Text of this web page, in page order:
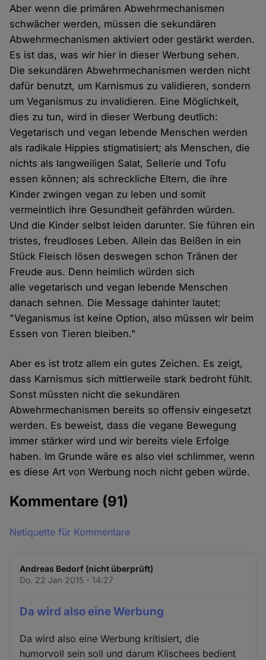
Aber wenn die primären Abwehrmechanismen
schwächer werden, müssen die sekundären
Abwehrmechanismen aktiviert oder gestärkt werden.
Es ist das, was wir hier in dieser Werbung sehen.
Die sekundären Abwehrmechanismen werden nicht
dafür benutzt, um Karnismus zu validieren, sondern
um Veganismus zu invalidieren. Eine Möglichkeit,
dies zu tun, wird in dieser Werbung deutlich:
Vegetarisch und vegan lebende Menschen werden
als radikale Hippies stigmatisiert; als Menschen, die
nichts als langweiligen Salat, Sellerie und Tofu
essen können; als schreckliche Eltern, die ihre
Kinder zwingen vegan zu leben und somit
vermeintlich ihre Gesundheit gefährden würden.
Und die Kinder selbst leiden darunter. Sie führen ein
tristes, freudloses Leben. Allein das Beißen in ein
Stück Fleisch lösen deswegen schon Tränen der
Freude aus. Denn heimlich würden sich
alle vegetarisch und vegan lebende Menschen
danach sehnen. Die Message dahinter lautet:
"Veganismus ist keine Option, also müssen wir beim
Essen von Tieren bleiben."
Aber es ist trotz allem ein gutes Zeichen. Es zeigt,
dass Karnismus sich mittlerweile stark bedroht fühlt.
Sonst müssten nicht die sekundären
Abwehrmechanismen bereits so offensiv eingesetzt
werden. Es beweist, dass die vegane Bewegung
immer stärker wird und wir bereits viele Erfolge
haben. Im Grunde wäre es also viel schlimmer, wenn
es diese Art von Werbung noch nicht geben würde.
Kommentare (91)
Netiquette für Kommentare
Andreas Bedorf (nicht überprüft)
Do. 22 Jan 2015 - 14:27
Da wird also eine Werbung
Da wird also eine Werbung kritisiert, die
humorvoll sein soll und darum Klischees bedient